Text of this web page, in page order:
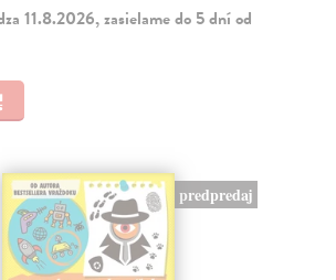
11.8.2026, zasielame do 5 dní od
predpredaj